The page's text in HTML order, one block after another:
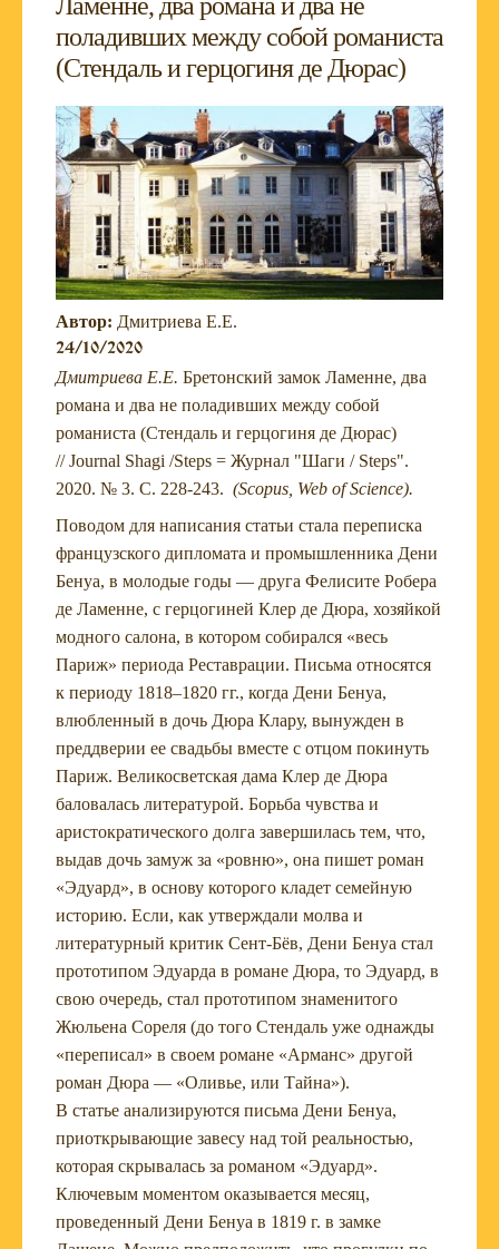
поладивших между собой романиста
(Стендаль и герцогиня де Дюрас)
Автор: Дмитриева Е.Е.
24/10/2020
Дмитриева Е.Е. Бретонский замок Ламенне, два
романа и два не поладивших между собой
романиста (Стендаль и герцогиня де Дюрас)
// Journal Shagi /Steps = Журнал "Шаги / Steps".
2020. № 3. С. 228-243. (Scopus, Web of Science).
Поводом для написания статьи стала переписка
французского дипломата и промышленника Дени
Бенуа, в молодые годы — друга Фелисите Робера
де Ламенне, с герцогиней Клер де Дюра, хозяйкой
модного салона, в котором собирался «весь
Париж» периода Реставрации. Письма относятся
к периоду 1818–1820 гг., когда Дени Бенуа,
влюбленный в дочь Дюра Клару, вынужден в
преддверии ее свадьбы вместе с отцом покинуть
Париж. Великосветская дама Клер де Дюра
баловалась литературой. Борьба чувства и
аристократического долга завершилась тем, что,
выдав дочь замуж за «ровню», она пишет роман
«Эдуард», в основу которого кладет семейную
историю. Если, как утверждали молва и
литературный критик Сент-Бёв, Дени Бенуа стал
прототипом Эдуарда в романе Дюра, то Эдуард, в
свою очередь, стал прототипом знаменитого
Жюльена Сореля (до того Стендаль уже однажды
«переписал» в своем романе «Арманс» другой
роман Дюра — «Оливье, или Тайна»).
В статье анализируются письма Дени Бенуа,
приоткрывающие завесу над той реальностью,
которая скрывалась за романом «Эдуард».
Ключевым моментом оказывается месяц,
проведенный Дени Бенуа в 1819 г. в замке